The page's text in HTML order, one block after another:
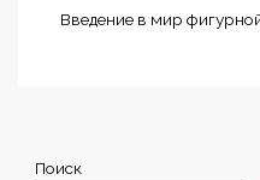
Введение в мир
Поиск